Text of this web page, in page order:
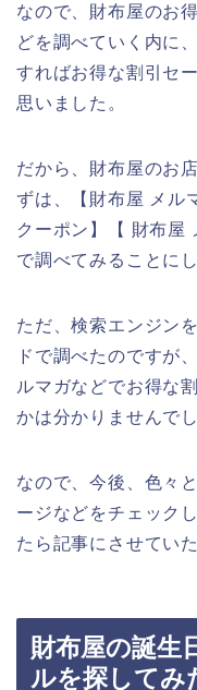
なので、財布屋のお
どを調べていく内に
すればお得な割引セ
思いました。
だから、財布屋のお
ずは、【財布屋 メル
クーポン】【 財布屋
で調べてみることに
ただ、検索エンジン
ドで調べたのですが
ルマガなどでお得な
かは分かりませんでし
なので、今後、色々
ージなどをチェック
たら記事にさせてい
財布屋の誕生
ルを探してみ